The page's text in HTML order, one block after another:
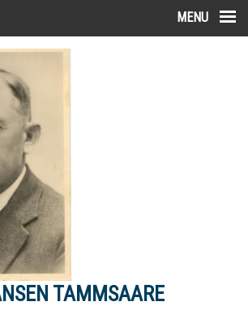
MENU
TAMMSAARE